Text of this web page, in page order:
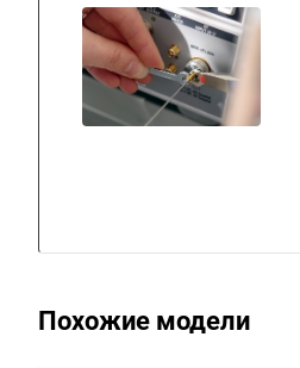
Похожие модели